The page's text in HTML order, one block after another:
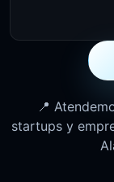
📍
startups y